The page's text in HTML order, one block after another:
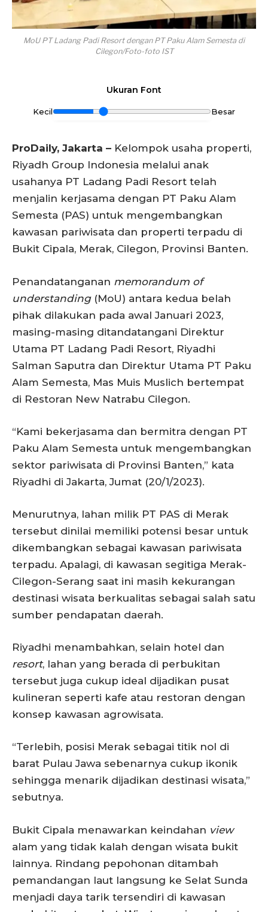
MoU PT Ladang Padi Resort dengan PT Paku Alam Semesta di
Cilegon/Foto-foto IST
Ukuran Font
Kecil Besar
ProDaily, Jakarta – Kelompok usaha properti,
Riyadh Group Indonesia melalui anak
usahanya PT Ladang Padi Resort telah
menjalin kerjasama dengan PT Paku Alam
Semesta (PAS) untuk mengembangkan
kawasan pariwisata dan properti terpadu di
Bukit Cipala, Merak, Cilegon, Provinsi Banten.
Penandatanganan memorandum of
understanding(MoU) antara kedua belah
pihak dilakukan pada awal Januari 2023,
masing-masing ditandatangani Direktur
Utama PT Ladang Padi Resort, Riyadhi
Salman Saputra dan Direktur Utama PT Paku
Alam Semesta, Mas Muis Muslich bertempat
di Restoran New Natrabu Cilegon.
“Kami bekerjasama dan bermitra dengan PT
Paku Alam Semesta untuk mengembangkan
sektor pariwisata di Provinsi Banten,” kata
Riyadhi di Jakarta, Jumat (20/1/2023).
Menurutnya, lahan milik PT PAS di Merak
tersebut dinilai memiliki potensi besar untuk
dikembangkan sebagai kawasan pariwisata
terpadu. Apalagi, di kawasan segitiga Merak-
Cilegon-Serang saat ini masih kekurangan
destinasi wisata berkualitas sebagai salah satu
sumber pendapatan daerah.
Riyadhi menambahkan, selain hotel dan
resort, lahan yang berada di perbukitan
tersebut juga cukup ideal dijadikan pusat
kulineran seperti kafe atau restoran dengan
konsep kawasan agrowisata.
“Terlebih, posisi Merak sebagai titik nol di
barat Pulau Jawa sebenarnya cukup ikonik
sehingga menarik dijadikan destinasi wisata,”
sebutnya.
Bukit Cipala menawarkan keindahan view
alam yang tidak kalah dengan wisata bukit
lainnya. Rindang pepohonan ditambah
pemandangan laut langsung ke Selat Sunda
menjadi daya tarik tersendiri di kawasan